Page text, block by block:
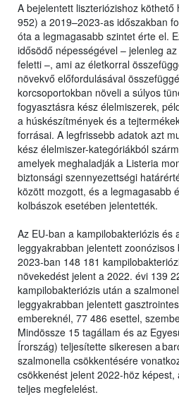
A bejelentett liszteriózishoz
952) a 2019–2023-as időszakban
óta a legmagasabb szintet érte el.
idősödő népességével – jelenleg
feletti –, ami az életkorral
növekvő előfordulásával
korcsoportokban növeli a súlyos
fogyasztásra kész élelmiszerek,
a húskészítmények és a
forrásai. A legfrissebb adatok azt
kész élelmiszer-kategóriákból
amelyek meghaladják a Listeria
biztonsági szennyezettségi
között mozgott, és a legmagasabb
kolbászok esetében jelentették.
Az EU-ban a kampilobakteriózis és
leggyakrabban jelentett
2023-ban 148 181
növekedést jelent a 2022. évi 139
kampilobakteriózis után a
leggyakrabban jelentett
embereknél, 77 486 esettel,
Mindössze 15 tagállam és az
Írország) teljesítette sikeresen a
szalmonella csökkentésére
csökkenést jelent 2022-höz
teljes megfelelést.